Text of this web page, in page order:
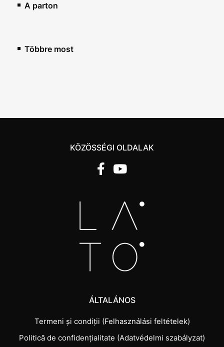
A parton
Többre most
KÖZÖSSÉGI OLDALAK
ÁLTALÁNOS
Termeni și condiții (Felhasználási feltételek)
Politică de confidențialitate (Adatvédelmi szabályzat)